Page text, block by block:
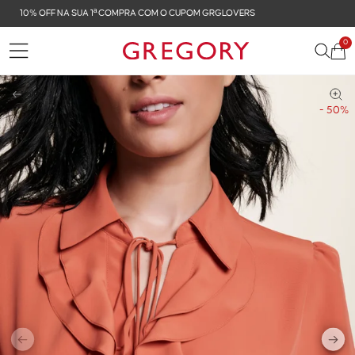
FRETE GRÁTIS NAS COMPRAS ACIMA DE R$ 899
0
- 50%
Voltar